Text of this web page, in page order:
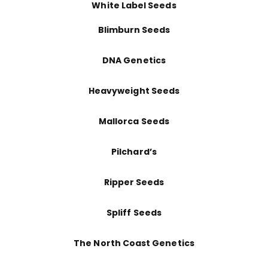
White Label Seeds
Blimburn Seeds
DNA Genetics
Heavyweight Seeds
Mallorca Seeds
Pilchard’s
Ripper Seeds
Spliff Seeds
The North Coast Genetics